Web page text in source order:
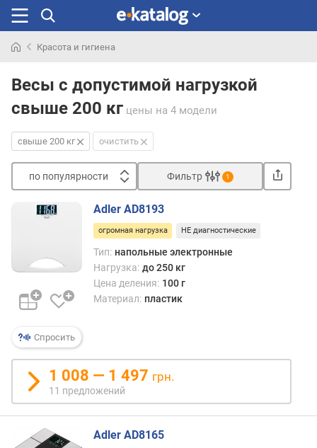
раньше
Красота и гигиена
Весы с допустимой нагрузкой
свыше 200 кг цены на 4 модели
свыше 200 кг очистить
по популярности
п
о
у
л
р
н
с
о
Фильтр 1
Спросить
Adler AD8193
огромная нагрузка НЕ диагностические
Тип: напольные электронные
Нагрузка: до 250 кг
Цена деления: 100 г
Материал: пластик
1 008 — 1 497 грн.
11 предложений
Adler AD8165